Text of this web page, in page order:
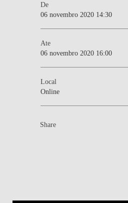
De
06 novembro 2020 14:30
Ate
06 novembro 2020 16:00
Local
Online
Share